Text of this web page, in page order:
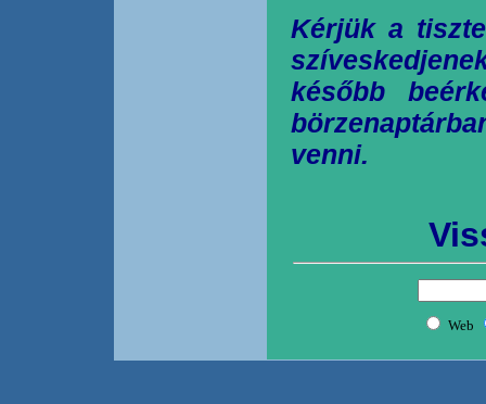
Kérjük a
később
venni.